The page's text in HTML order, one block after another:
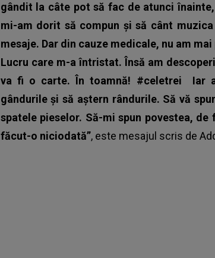
gândit la câte pot să fac de atunci
mi-am dorit să compun și să cânt
mesaje. Dar din cauze medicale, nu am
Lucru care m-a întristat. Însă am
va fi o carte. În toamnă! #celetrei Iar
gândurile și să aștern rândurile. Să vă
spatele pieselor. Să-mi spun povestea,
făcut-o niciodată”, este mesajul scris de